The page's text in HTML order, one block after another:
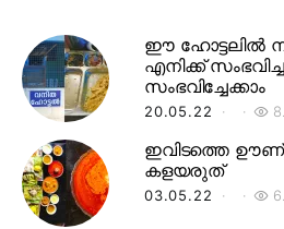
ഈ ഹോട്ടലിൽ
എനിക്ക്
സംഭവിച്ചേക്കാം
20.05.22
ഇവിടത്തെ ഊണ്
കളയരുത്
03.05.22